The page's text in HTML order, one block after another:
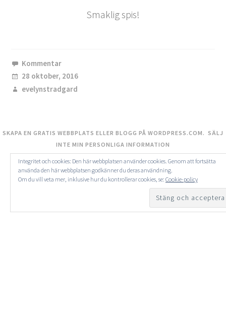
Smaklig spis!
Kommentar
28 oktober, 2016
evelynstradgard
SKAPA EN GRATIS WEBBPLATS ELLER BLOGG PÅ WORDPRESS.COM. SÄLJ
INTE MIN PERSONLIGA INFORMATION
Integritet och cookies: Den här webbplatsen använder cookies. Genom att fortsätta
använda den här webbplatsen godkänner du deras användning.
Om du vill veta mer, inklusive hur du kontrollerar cookies, se: Cookie-policy